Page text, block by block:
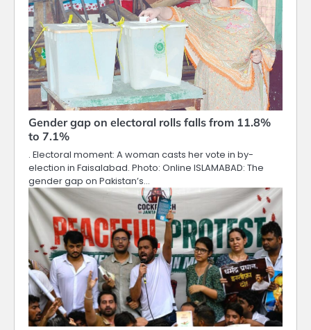
Gender gap on electoral rolls falls from 11.8%
to 7.1%
. Electoral moment: A woman casts her vote in by-
election in Faisalabad. Photo: Online ISLAMABAD: The
gender gap on Pakistan’s…